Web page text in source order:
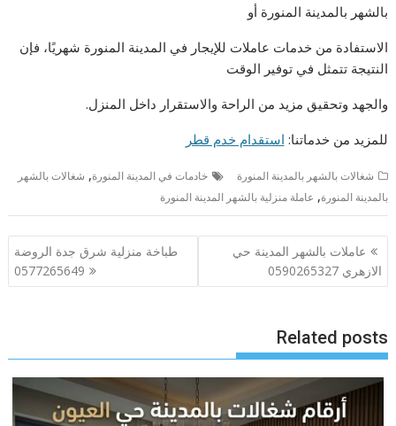
بالشهر بالمدينة المنورة أو
الاستفادة من خدمات عاملات للإيجار في المدينة المنورة شهريًا، فإن
النتيجة تتمثل في توفير الوقت
والجهد وتحقيق مزيد من الراحة والاستقرار داخل المنزل.
للمزيد من خدماتنا: استقدام خدم قطر
شغالات بالشهر بالمدينة المنورة خادمات في المدينة المنورة, شغالات بالشهر
بالمدينة المنورة, عاملة منزلية بالشهر المدينة المنورة
تصفّح
المقالات
عاملات بالشهر المدينة حي
الازهري 0590265327
طباخة منزلية شرق جدة الروضة
0577265649
Related posts